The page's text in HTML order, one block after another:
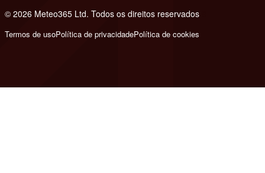
© 2026 Meteo365 Ltd. Todos os direitos reservados
Termos de usoPolítica de privacidadePolítica de cookies